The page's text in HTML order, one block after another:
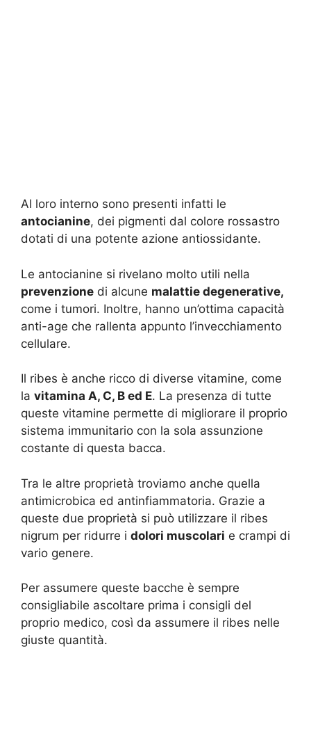
Al loro interno sono presenti infatti le
antocianine, dei pigmenti dal colore rossastro
dotati di una potente azione antiossidante.
Le antocianine si rivelano molto utili nella
prevenzione di alcune malattie degenerative,
come i tumori. Inoltre, hanno un’ottima capacità
anti-age che rallenta appunto l’invecchiamento
cellulare.
Il ribes è anche ricco di diverse vitamine, come
la vitamina A, C, B ed E. La presenza di tutte
queste vitamine permette di migliorare il proprio
sistema immunitario con la sola assunzione
costante di questa bacca.
Tra le altre proprietà troviamo anche quella
antimicrobica ed antinfiammatoria. Grazie a
queste due proprietà si può utilizzare il ribes
nigrum per ridurre i dolori muscolari e crampi di
vario genere.
Per assumere queste bacche è sempre
consigliabile ascoltare prima i consigli del
proprio medico, così da assumere il ribes nelle
giuste quantità.